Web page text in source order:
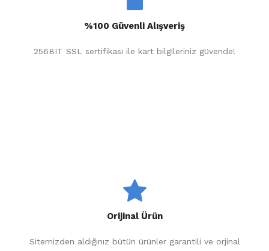
%100 Güvenli Alışveriş
256BIT SSL sertifikası ile kart bilgileriniz güvende!
Orijinal Ürün
Sitemizden aldığınız bütün ürünler garantili ve orjinal